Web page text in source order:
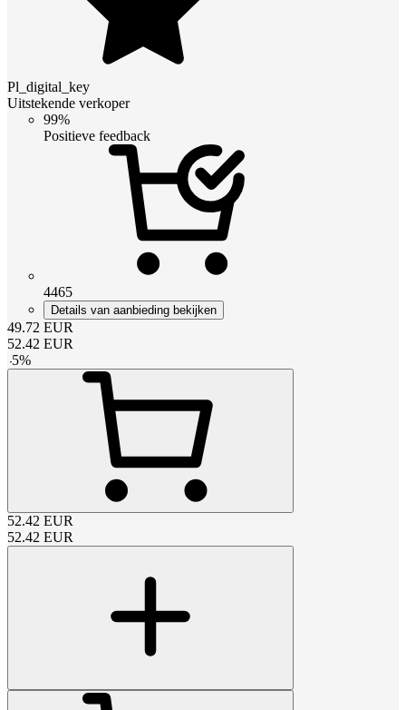
Pl_digital_key
Uitstekende verkoper
99%
Positieve feedback
4465
Details van aanbieding bekijken
49.72 EUR
52.42 EUR
-5%
52.42 EUR
52.42 EUR